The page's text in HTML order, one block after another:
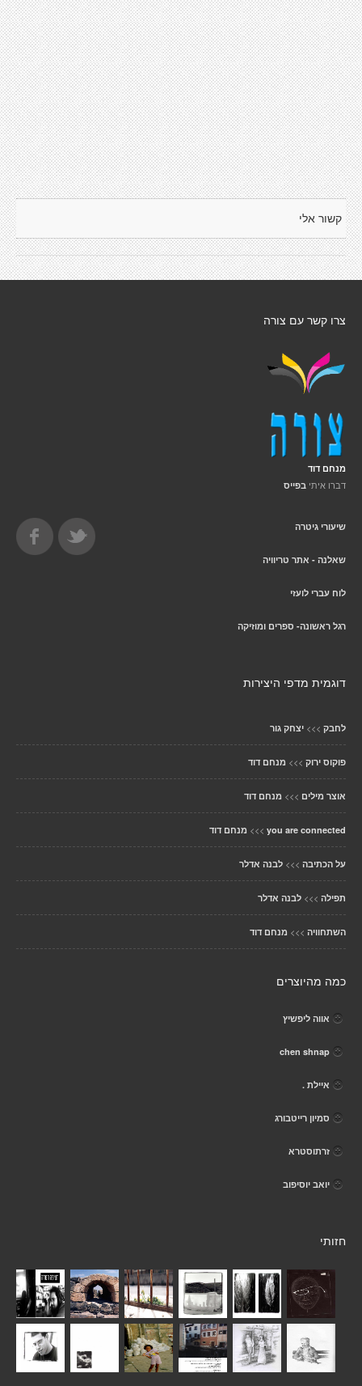
קשור אלי
צרו קשר עם צורה
מנחם דוד
דברו איתי בפייס
שיעורי גיטרה
שאלנה - אתר טריוויה
לוח עברי לועזי
רגל ראשונה- ספרים ומוזיקה
דוגמית מדפי היצירות
לחבק >>> יצחק גור
פוקוס ירוק >>> מנחם דוד
אוצר מילים >>> מנחם דוד
you are connected
>>> מנחם דוד
על הכתיבה >>> לבנה אדלר
תפילה >>> לבנה אדלר
השתחוויה >>> מנחם דוד
כמה מהיוצרים
אווה ליפשיץ
chen shnap
איילת .
סמיון רייטבורג
זרתוסטרא
יואב יוסיפוב
חזותי